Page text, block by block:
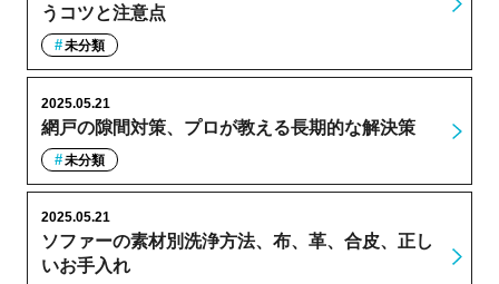
うコツと注意点
未分類
網戸の隙間対策、プロが教える長期的な解決策
2025.05.21
未分類
ソファーの素材別洗浄方法、布、革、合皮、正し
いお手入れ
2025.05.21